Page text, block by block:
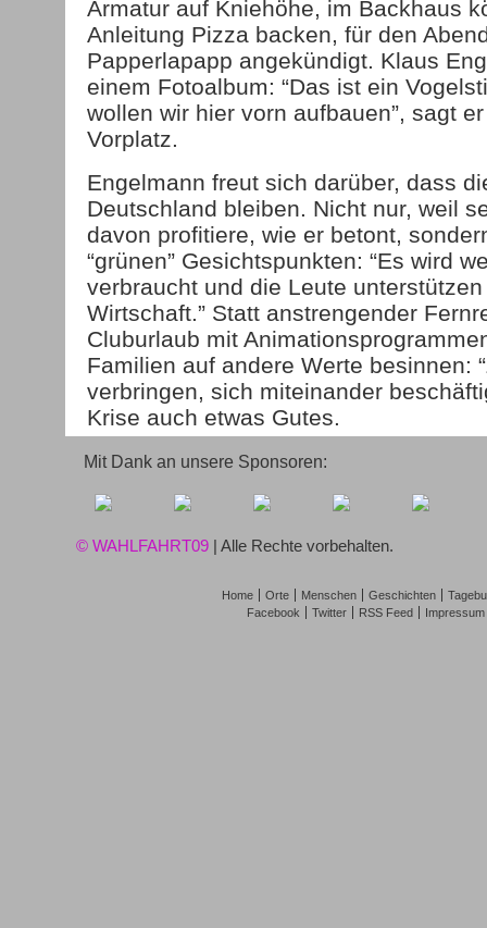
Armatur auf Kniehöhe, im Backhaus
Anleitung Pizza backen, für den
Papperlapapp angekündigt. Klaus
einem Fotoalbum: “Das ist ein
wollen wir hier vorn aufbauen”, sagt
Vorplatz.
Engelmann freut sich darüber, dass
Deutschland bleiben. Nicht nur, weil
davon profitiere, wie er betont,
“grünen” Gesichtspunkten: “Es wird
verbraucht und die Leute
Wirtschaft.” Statt anstrengender
Cluburlaub mit
Familien auf andere Werte besinnen:
verbringen, sich miteinander
Krise auch etwas Gutes.
Mit Dank an unsere Sponsoren:
© WAHLFAHRT09 | Alle Rechte vorbehalten.
Home Orte Menschen Geschichten
Facebook
Twitter RSS Feed Impressum